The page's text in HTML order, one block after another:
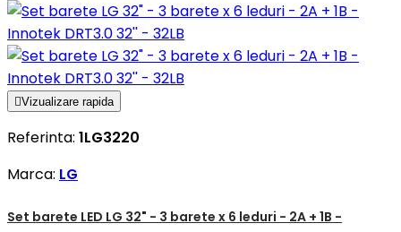
Vizualizare rapida
Referinta: 1LG3220
Marca: LG
Set barete LED LG 32" - 3 barete x 6 leduri - 2A + 1B -